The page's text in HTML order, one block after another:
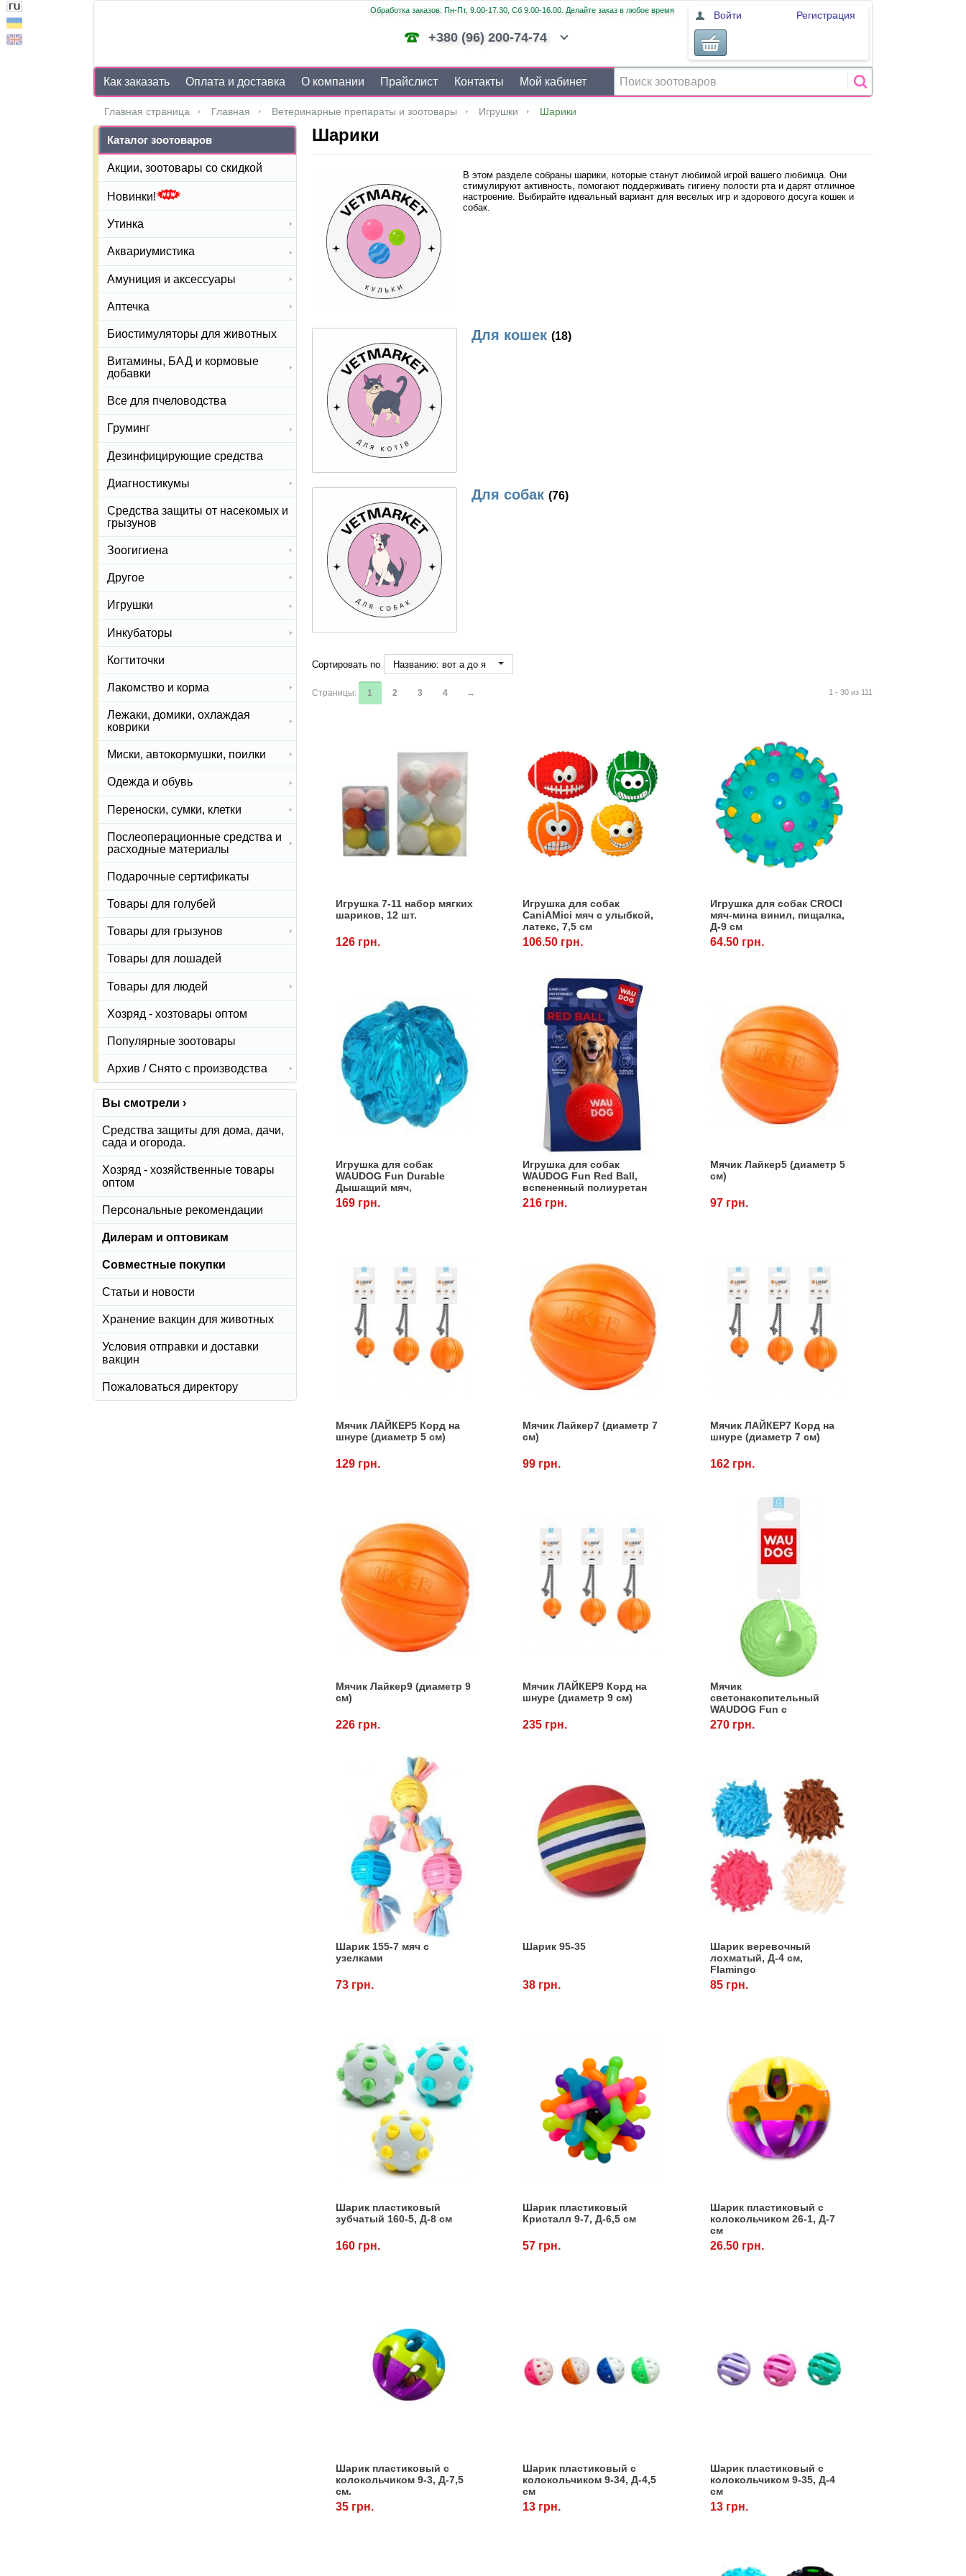
Обработка заказов: Пн-Пт, 9.00-17.30, Сб 9.00-16.00. Делайте заказ в любое время
+380 (96) 200-74-74
Войти Регистрация
Как заказать Оплата и доставка О компании Прайслист Контакты Мой кабинет
Главная страница Главная Ветеринарные препараты и зоотовары Игрушки Шарики
Шарики
В этом разделе собраны шарики, которые станут любимой игрой вашего любимца. Они
стимулируют активность, помогают поддерживать гигиену полости рта и дарят отличное
настроение. Выбирайте идеальный вариант для веселых игр и здорового досуга кошек и
собак.
Для кошек (18)
Для собак (76)
Сортировать по Названию: вот а до я
1 - 30 из 111
Страницы: 1 2 3 4 →
Игрушка 7-11 набор мягких
шариков, 12 шт.
126 грн.
Игрушка для собак
CaniAMici мяч с улыбкой,
латекс, 7,5 см
106.50 грн.
Игрушка для собак CROCI
мяч-мина винил, пищалка,
Д-9 см
64.50 грн.
Игрушка для собак
WAUDOG Fun Durable
Дышащий мяч,
термопластичная резина,
70 мм, голубой
169 грн.
Игрушка для собак
WAUDOG Fun Red Ball,
вспененный полиуретан
термопластичный, 70 мм.
216 грн.
Мячик Лайкер5 (диаметр 5
см)
97 грн.
Мячик ЛАЙКЕР5 Корд на
шнуре (диаметр 5 см)
129 грн.
Мячик Лайкер7 (диаметр 7
см)
99 грн.
Мячик ЛАЙКЕР7 Корд на
шнуре (диаметр 7 см)
162 грн.
Мячик Лайкер9 (диаметр 9
см)
226 грн.
Мячик ЛАЙКЕР9 Корд на
шнуре (диаметр 9 см)
235 грн.
Мячик
светонакопительный
WAUDOG Fun с
отверстием для
вкусностей, 7 см
270 грн.
Шарик 155-7 мяч с
узелками
73 грн.
Шарик 95-35
38 грн.
Шарик веревочный
лохматый, Д-4 см,
Flamingo
85 грн.
Шарик пластиковый
зубчатый 160-5, Д-8 см
160 грн.
Шарик пластиковый
Кристалл 9-7, Д-6,5 см
57 грн.
Шарик пластиковый с
колокольчиком 26-1, Д-7
см
26.50 грн.
Шарик пластиковый с
колокольчиком 9-3, Д-7,5
см.
35 грн.
Шарик пластиковый с
колокольчиком 9-34, Д-4,5
см
13 грн.
Шарик пластиковый с
колокольчиком 9-35, Д-4
см
13 грн.
Каталог зоотоваров
Акции, зоотовары со скидкой
Новинки!
Утинка
Аквариумистика
Амуниция и аксессуары
Аптечка
Биостимуляторы для животных
Витамины, БАД и кормовые
добавки
Все для пчеловодства
Груминг
Дезинфицирующие средства
Диагностикумы
Средства защиты от насекомых и
грызунов
Зоогигиена
Другое
Игрушки
Инкубаторы
Когтиточки
Лакомство и корма
Лежаки, домики, охлаждая
коврики
Миски, автокормушки, поилки
Одежда и обувь
Переноски, сумки, клетки
Послеоперационные средства и
расходные материалы
Подарочные сертификаты
Товары для голубей
Товары для грызунов
Товары для лошадей
Товары для людей
Хозряд - хозтовары оптом
Популярные зоотовары
Архив / Снято с производства
Вы смотрели ›
Средства защиты для дома, дачи,
сада и огорода.
Хозряд - хозяйственные товары
оптом
Персональные рекомендации
Дилерам и оптовикам
Совместные покупки
Статьи и новости
Хранение вакцин для животных
Условия отправки и доставки
вакцин
Пожаловаться директору